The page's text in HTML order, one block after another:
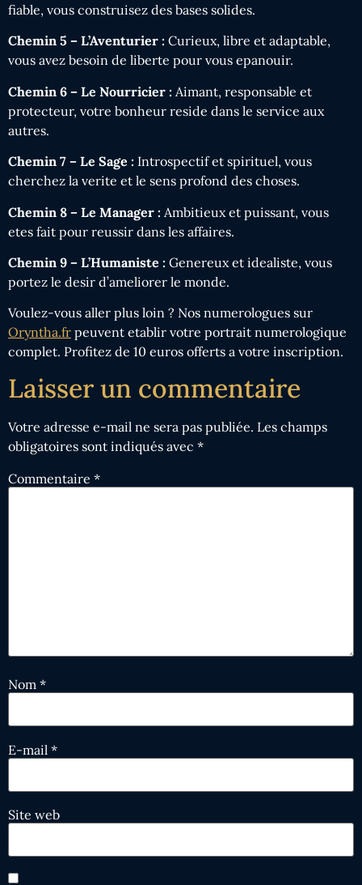
fiable, vous construisez des bases solides.
Chemin 5 – L’Aventurier : Curieux, libre et adaptable,
vous avez besoin de liberte pour vous epanouir.
Chemin 6 – Le Nourricier : Aimant, responsable et
protecteur, votre bonheur reside dans le service aux
autres.
Chemin 7 – Le Sage : Introspectif et spirituel, vous
cherchez la verite et le sens profond des choses.
Chemin 8 – Le Manager : Ambitieux et puissant, vous
etes fait pour reussir dans les affaires.
Chemin 9 – L’Humaniste : Genereux et idealiste, vous
portez le desir d’ameliorer le monde.
Voulez-vous aller plus loin ? Nos numerologues sur
Oryntha.fr peuvent etablir votre portrait numerologique
complet. Profitez de 10 euros offerts a votre inscription.
Laisser un commentaire
Votre adresse e-mail ne sera pas publiée. Les champs
obligatoires sont indiqués avec *
Commentaire *
Nom *
E-mail *
Site web